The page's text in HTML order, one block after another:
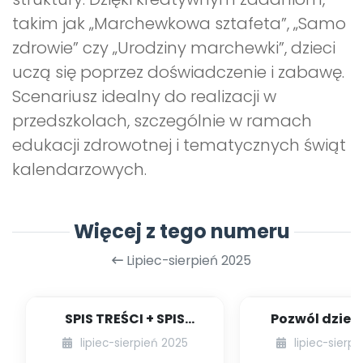
takim jak „Marchewkowa sztafeta”, „Samo
zdrowie” czy „Urodziny marchewki”, dzieci
uczą się poprzez doświadczenie i zabawę.
Scenariusz idealny do realizacji w
przedszkolach, szczególnie w ramach
edukacji zdrowotnej i tematycznych świąt
kalendarzowych.
Więcej z tego numeru
Lipiec-sierpień 2025
SPIS TREŚCI + SPIS
POMOCY
DYDAKTYCZNYCH
lipiec-sierpień 2025
Pozwól
lipiec-